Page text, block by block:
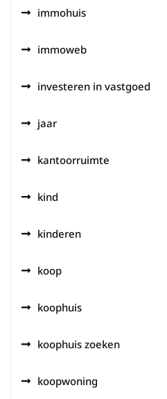
immohuis
immoweb
investeren in vastgoed
jaar
kantoorruimte
kind
kinderen
koop
koophuis
koophuis zoeken
koopwoning